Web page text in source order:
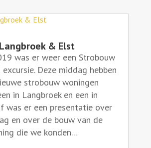
& Elst
was er weer een Strobouw
Deze middag hebben
strobouw woningen
in Langbroek en een in
was er een presentatie over
en over de bouw van de
die we konden...